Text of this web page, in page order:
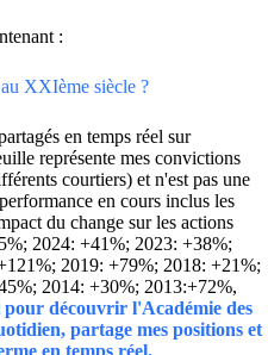
:
XXIème siècle ?
en temps réel sur
représente mes convictions
courtiers) et n'est pas une
en cours inclus les
du change sur les actions
2024: +41%; 2023: +38%;
2019: +79%; 2018: +21%;
2014: +30%; 2013:+72%,
découvrir l'Académie des
partage mes positions et
en temps réel.